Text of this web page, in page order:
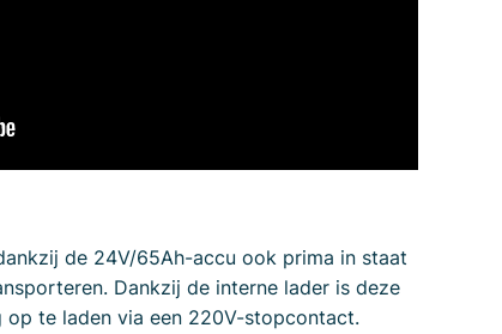
de 24V/65Ah-accu ook prima in staat
Dankzij de interne lader is deze
te laden via een 220V-stopcontact.